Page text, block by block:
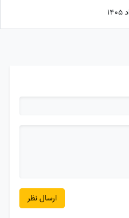
ارسال نظر